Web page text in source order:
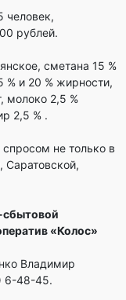
человек,
рублей.
сметана 15 %
% и 20 % жирности,
молоко 2,5 %
2,5 % .
не только в
Саратовской,
сбытовой
«Колос»
Владимир
6-48-45.